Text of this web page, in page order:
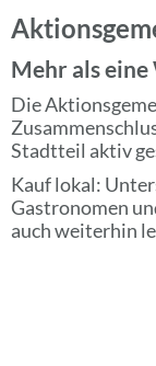
Mehr als
Die
Stadtteil aktiv
Kauf lokal:
Gastronomen
auch weiterhin